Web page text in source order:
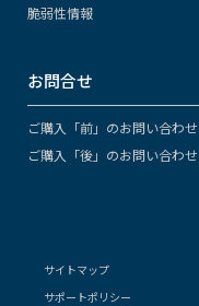
脆弱性情報
お問合せ
ご購入「前」のお問い合わせ
ご購入「後」のお問い合わせ
サイトマップ
サポートポリシー